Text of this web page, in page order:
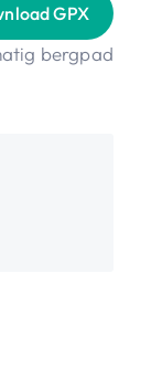
GPX
bergpad